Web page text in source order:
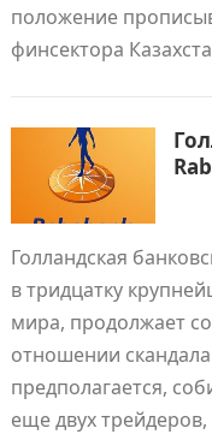
положение
финсектора
Голландская
в тридцатку
мира, продолжает
отношении
предполагается,
еще двух трейдеров,